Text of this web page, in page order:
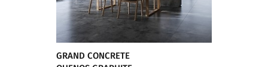
GRAND CONCRETE